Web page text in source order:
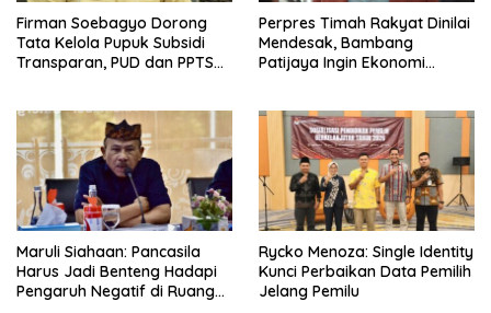
Firman Soebagyo Dorong
Tata Kelola Pupuk Subsidi
Transparan, PUD dan PPTS
Perpres Timah Rakyat Dinilai
Mendesak, Bambang
Patijaya Ingin Ekonomi
Maruli Siahaan: Pancasila
Harus Jadi Benteng Hadapi
Pengaruh Negatif di Ruang
Rycko Menoza: Single Identity
Kunci Perbaikan Data Pemilih
Jelang Pemilu